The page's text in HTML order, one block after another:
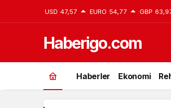
USD 47,57 EURO 54,77 GBP
Haberigo.com
Hediyelik
EşyaHaberler Ekonomi